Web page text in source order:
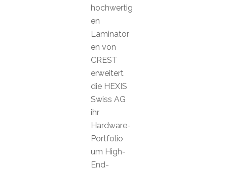
hochwertig
en
Laminator
en von
CREST
erweitert
die HEXIS
Swiss AG
ihr
Hardware-
Portfolio
um High-
End-